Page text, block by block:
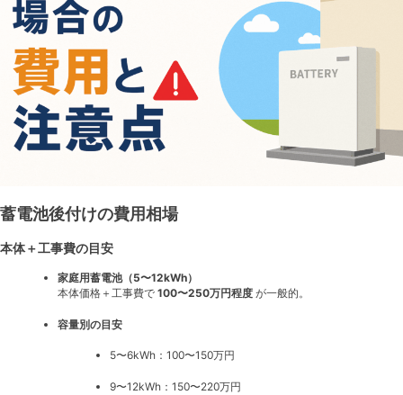
ア
注
意
蓄電池後付けの費用相場
本体＋工事費の目安
家庭用蓄電池（5〜12kWh）
本体価格＋工事費で 100〜250万円程度が一般的。
容量別の目安
5〜6kWh：100〜150万円
9〜12kWh：150〜220万円